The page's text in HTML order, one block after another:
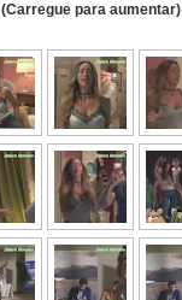
(Carregue para aumentar)